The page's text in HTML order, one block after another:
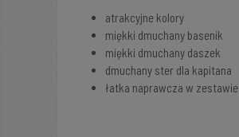
atrakcyjne kolory
miękki dmuchany basenik
miękki dmuchany daszek
dmuchany ster dla kapitana
łatka naprawcza w zestawie